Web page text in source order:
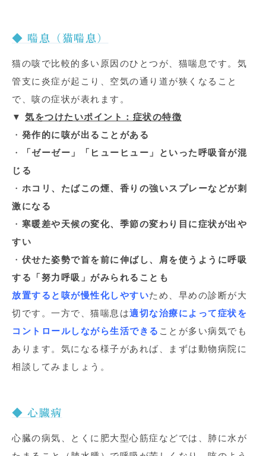
◆ 喘息（猫喘息）
猫の咳で比較的多い原因のひとつが、猫喘息です。気
管支に炎症が起こり、空気の通り道が狭くなること
で、咳の症状が表れます。
▼ 気をつけたいポイント：症状の特徴
・ 発作的に咳が出ることがある
・
「ゼーゼー」「ヒューヒュー」といった呼吸音が混
じる
・ ホコリ、たばこの煙、香りの強いスプレーなどが刺
激になる
・ 寒暖差や天候の変化、季節の変わり目に症状が出や
すい
・ 伏せた姿勢で首を前に伸ばし、肩を使うように呼吸
する「努力呼吸」がみられることも
放置すると咳が慢性化しやすいため、早めの診断が大
切です。一方で、猫喘息は適切な治療によって症状を
コントロールしながら生活できる ことが多い病気でも
あります。気になる様子があれば、まずは動物病院に
相談してみましょう。
◆ 心臓病
心臓の病気、とくに肥大型心筋症などでは、肺に水が